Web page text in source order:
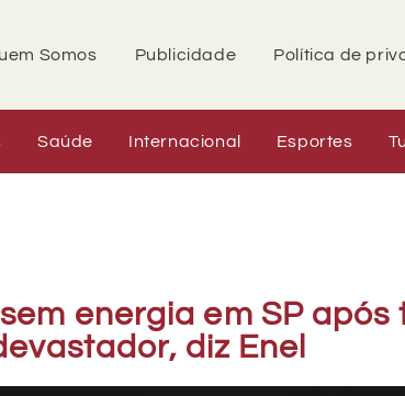
Somos Publicidade Política de
Saúde Internacional Esportes
energia em SP após
diz Enel